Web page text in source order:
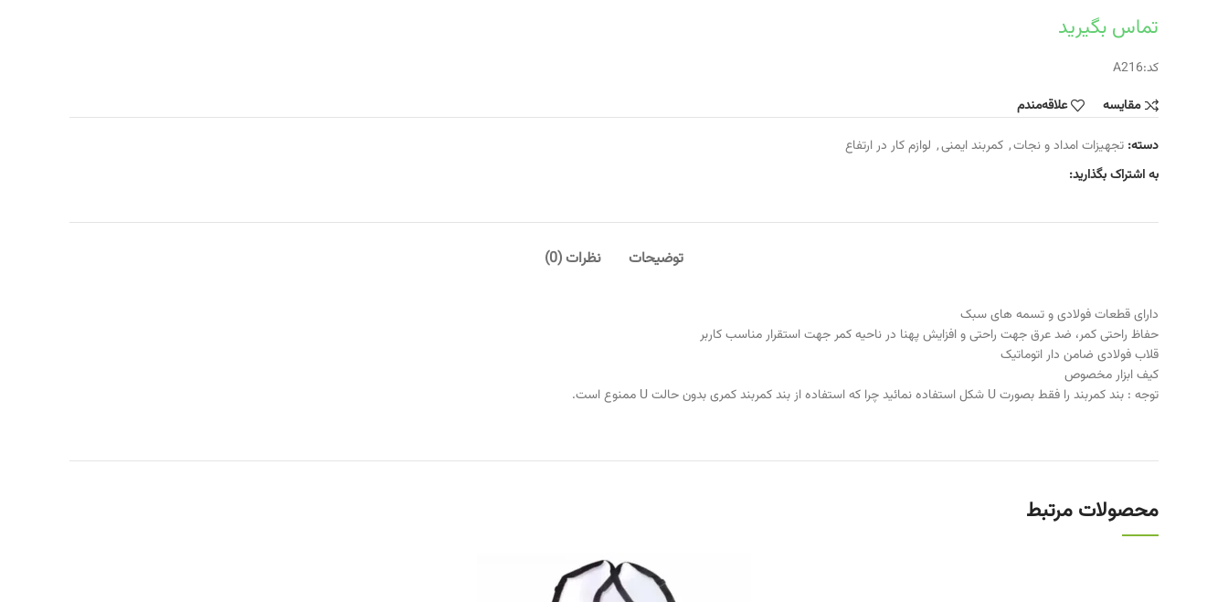
تماس بگیرید
کد:A216
مقایسه
علاقه‌مندم
دسته: تجهیزات امداد و نجات, کمربند ایمنی, لوازم کار در ارتفاع
به اشتراک بگذارید:
توضیحات نظرات (0)
دارای قطعات فولادی و تسمه های سبک
حفاظ راحتی کمر، ضد عرق جهت راحتی و افزایش پهنا در ناحیه کمر جهت استقرار مناسب کاربر
قلاب فولادی ضامن دار اتوماتیک
کیف ابزار مخصوص
توجه : بند کمربند را فقط بصورت U شکل استفاده نمائید چرا که استفاده از بند کمربند کمری بدون حالت U ممنوع است.
محصولات مرتبط